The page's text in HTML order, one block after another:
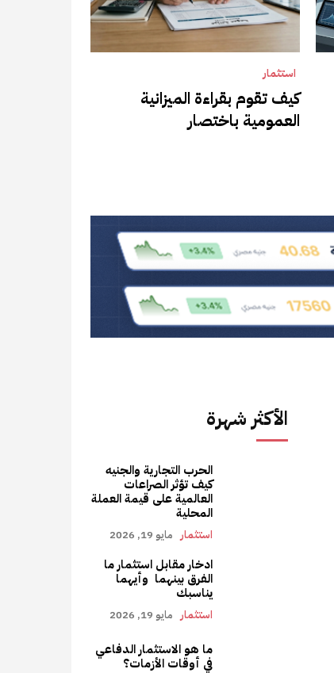
استثمار
كيف تقوم بقراءة الميزانية
العمومية باختصار
الأكثر شهرة
الحرب التجارية والجنيه
كيف تؤثر الصراعات
العالمية على قيمة العملة
المحلية
استثمار مايو 19, 2026
ادخار مقابل استثمار ما
الفرق بينهما وأيهما
يناسبك
استثمار مايو 19, 2026
ما هو الاستثمار الدفاعي
في أوقات الأزمات؟